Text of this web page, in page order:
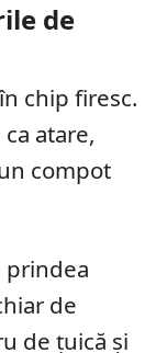
de
chip firesc.
atare,
compot
prindea
de
de țuică și